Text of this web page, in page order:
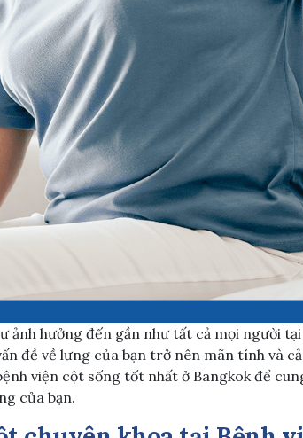
ảnh hưởng đến gần như tất cả mọi người
đề về lưng của bạn trở nên mãn tính và
viện cột sống tốt nhất ở Bangkok để
của bạn.